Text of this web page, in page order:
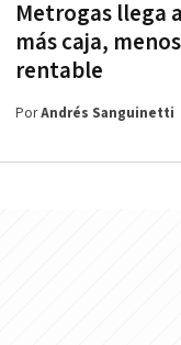
Metrogas llega
más caja,
rentable
PorAndrés Sanguinetti